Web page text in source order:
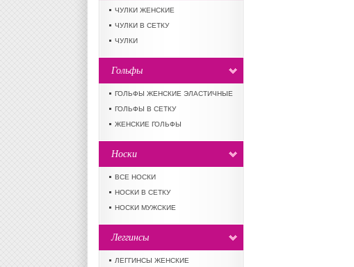
ЧУЛКИ ЖЕНСКИЕ
ЧУЛКИ В СЕТКУ
ЧУЛКИ
Гольфы
ГОЛЬФЫ ЖЕНСКИЕ ЭЛАСТИЧНЫЕ
ГОЛЬФЫ В СЕТКУ
ЖЕНСКИЕ ГОЛЬФЫ
Носки
ВСЕ НОСКИ
НОСКИ В СЕТКУ
НОСКИ МУЖСКИЕ
Леггинсы
ЛЕГГИНСЫ ЖЕНСКИЕ